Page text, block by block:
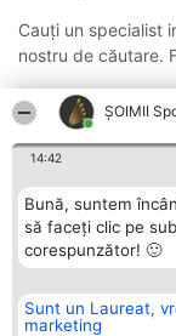
ȘOIMII
14:42
Bună, suntem
să faceți clic pe
corespunzător! 🙂
Sunt un Laureat,
marketing
Cauți un specialist
nostru de căutare.
Organizator Ranking
BRIGHT SOLUTIONS BR SRL